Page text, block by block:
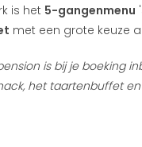
is het 5-gangenmenu
met een grote keuze
is bij je boeking
het taartenbuffet